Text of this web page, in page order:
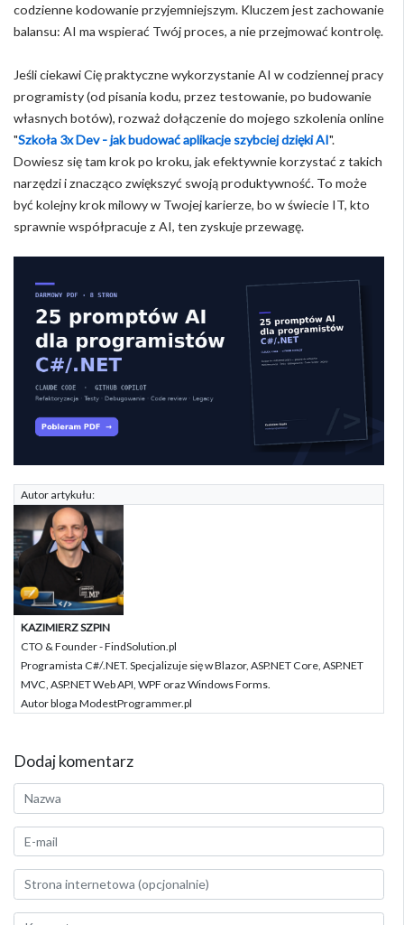
codzienne kodowanie przyjemniejszym. Kluczem jest zachowanie
balansu: AI ma wspierać Twój proces, a nie przejmować kontrolę.
Jeśli ciekawi Cię praktyczne wykorzystanie AI w codziennej pracy
programisty (od pisania kodu, przez testowanie, po budowanie
własnych botów), rozważ dołączenie do mojego szkolenia online
"Szkoła 3x Dev - jak budować aplikacje szybciej dzięki AI".
Dowiesz się tam krok po kroku, jak efektywnie korzystać z takich
narzędzi i znacząco zwiększyć swoją produktywność. To może
być kolejny krok milowy w Twojej karierze, bo w świecie IT, kto
sprawnie współpracuje z AI, ten zyskuje przewagę.
Autor artykułu:
KAZIMIERZ SZPIN
CTO & Founder - FindSolution.pl
Programista C#/.NET. Specjalizuje się w Blazor, ASP.NET Core, ASP.NET
MVC, ASP.NET Web API, WPF oraz Windows Forms.
Autor bloga ModestProgrammer.pl
Dodaj komentarz